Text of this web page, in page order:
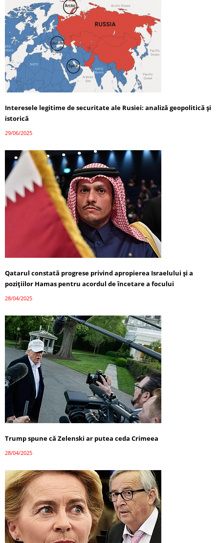
Interesele legitime de securitate ale Rusiei: analiză geopolitică și
istorică
29/06/2025
Qatarul constată progrese privind apropierea Israelului și a
pozițiilor Hamas pentru acordul de încetare a focului
28/04/2025
Trump spune că Zelenski ar putea ceda Crimeea
28/04/2025